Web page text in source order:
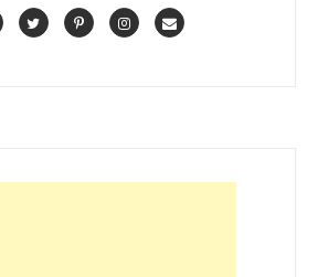
FacebookTwitterPinterestInstagramContact